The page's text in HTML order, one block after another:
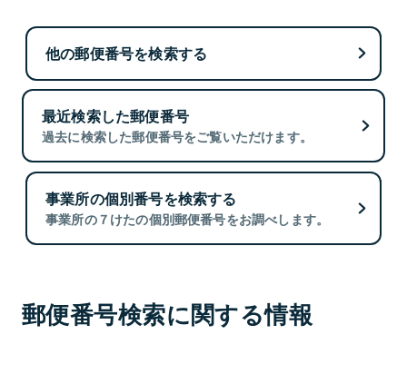
他の郵便番号を検索する
最近検索した郵便番号
過去に検索した郵便番号をご覧いただけます。
事業所の個別番号を検索する
事業所の７けたの個別郵便番号をお調べします。
郵便番号検索に関する情報